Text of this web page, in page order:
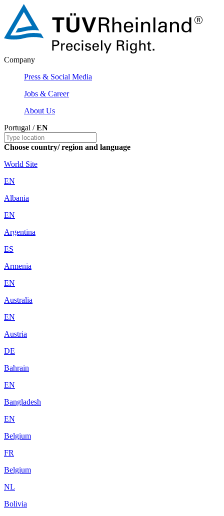
Company
Press & Social Media
Jobs & Career
About Us
Portugal /EN
Choose country/ region and language
World Site
EN
Albania
EN
Argentina
ES
Armenia
EN
Australia
EN
Austria
DE
Bahrain
EN
Bangladesh
EN
Belgium
FR
Belgium
NL
Bolivia